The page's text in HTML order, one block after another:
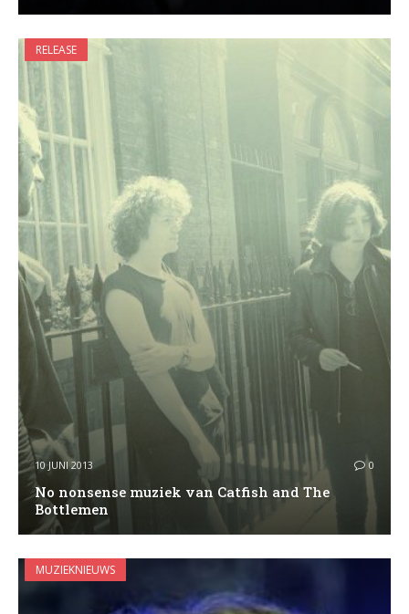
RELEASE
10 JUNI 2013 0
No nonsense muziek van Catfish and The
Bottlemen
MUZIEKNIEUWS